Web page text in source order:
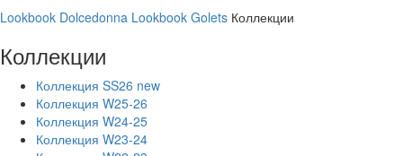
Lookbook Dolcedonna Lookbook Golets Коллекции
Коллекции
Коллекция SS26 new
Коллекция W25-26
Коллекция W24-25
Коллекция W23-24